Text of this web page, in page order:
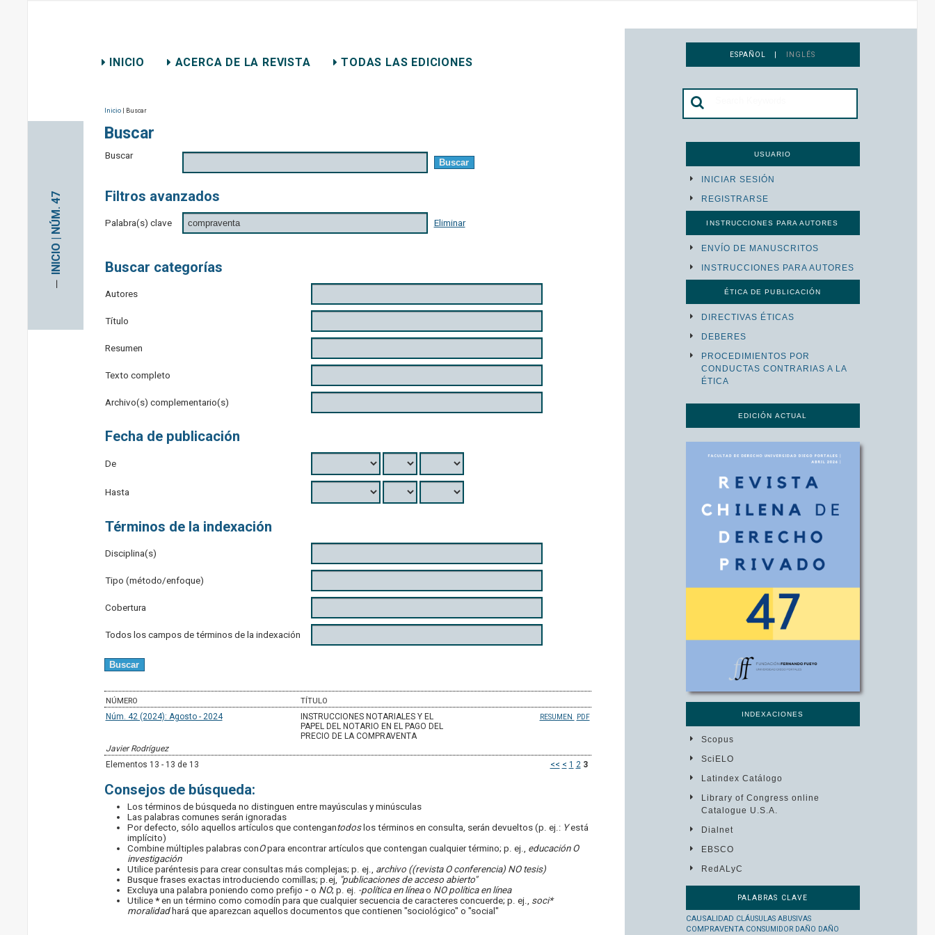
ESPAÑOL | INGLÉS
USUARIO
INICIAR SESIÓN
REGISTRARSE
INSTRUCCIONES PARA AUTORES
ENVÍO DE MANUSCRITOS
INSTRUCCIONES PARA AUTORES
ÉTICA DE PUBLICACIÓN
DIRECTIVAS ÉTICAS
DEBERES
PROCEDIMIENTOS POR
CONDUCTAS CONTRARIAS A LA
ÉTICA
EDICIÓN ACTUAL
INDEXACIONES
Scopus
SciELO
Latindex Catálogo
Library of Congress online
Catalogue U.S.A.
Dialnet
EBSCO
RedALyC
PALABRAS CLAVE
CAUSALIDAD CLÁUSULAS ABUSIVAS
COMPRAVENTA CONSUMIDOR DAÑO DAÑO
INICIO ACERCA DE LA REVISTA TODAS LAS EDICIONES
─
INICIO | NÚM. 47
Inicio| Buscar
Buscar
Buscar
Filtros avanzados
Palabra(s) clave Eliminar
Buscar categorías
Autores
Título
Resumen
Texto completo
Archivo(s) complementario(s)
Fecha de publicación
De
Hasta
Términos de la indexación
Disciplina(s)
Tipo (método/enfoque)
Cobertura
Todos los campos de términos de la indexación
NÚMERO
TÍTULO
Núm. 42 (2024): Agosto - 2024
INSTRUCCIONES NOTARIALES Y EL
PAPEL DEL NOTARIO EN EL PAGO DEL
PRECIO DE LA COMPRAVENTA
RESUMEN PDF
Javier Rodríguez
Elementos 13 - 13 de 13
<< < 1 2 3
Consejos de búsqueda:
Los términos de búsqueda no distinguen entre mayúsculas y minúsculas
Las palabras comunes serán ignoradas
Por defecto, sólo aquellos artículos que contengantodoslos términos en consulta, serán devueltos (p. ej.: Yestá
implícito)
Combine múltiples palabras conOpara encontrar artículos que contengan cualquier término; p. ej., educación O
investigación
Utilice paréntesis para crear consultas más complejas; p. ej., archivo ((revista O conferencia) NO tesis)
Busque frases exactas introduciendo comillas; p.ej, "publicaciones de acceso abierto"
Excluya una palabra poniendo como prefijo - o NO; p. ej. -política en líneao NO política en línea
Utilice*en un término como comodín para que cualquier secuencia de caracteres concuerde; p. ej., soci*
moralidadhará que aparezcan aquellos documentos que contienen "sociológico" o "social"